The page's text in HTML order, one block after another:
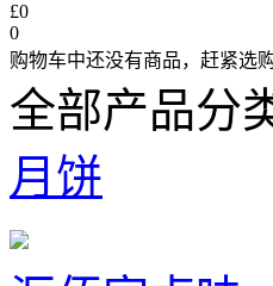
£0
0
购物车中还没有商品，赶紧选购
全部产品分
月饼